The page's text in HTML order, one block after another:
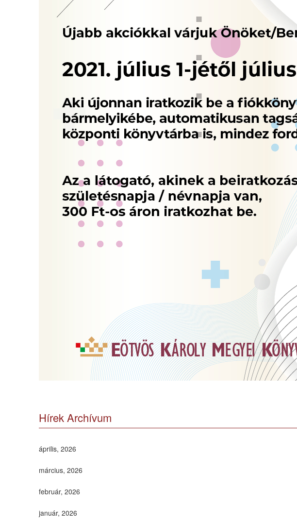
Hírek Archívum
április, 2026
március, 2026
február, 2026
január, 2026